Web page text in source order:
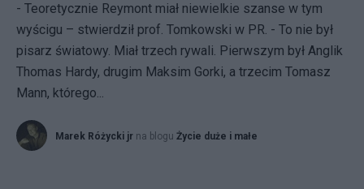
- Teoretycznie Reymont miał niewielkie szanse w tym
wyścigu – stwierdził prof. Tomkowski w PR. - To nie był
pisarz światowy. Miał trzech rywali. Pierwszym był Anglik
Thomas Hardy, drugim Maksim Gorki, a trzecim Tomasz
Mann, którego...
Marek Różycki jr na blogu Życie duże i małe